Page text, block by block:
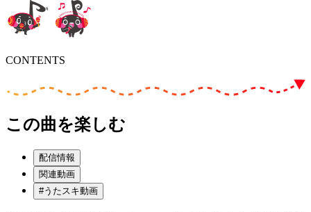
CONTENTS
この曲を楽しむ
配信情報
関連動画
#うたスキ動画